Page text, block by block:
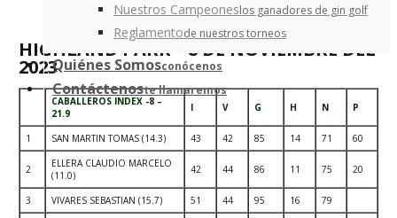
Nuestros Campeoneslos ganadores de gin golf
Reglamentode nuestros torneos
Quiénes Somosconócenos
Contáctenoste llamaremos
HIGHLAND PARK – 8 DE NOVIEMBRE DEL
2023
CABALLEROS INDEX -8 –
21.9
I V G H N P
1 SAN MARTIN TOMAS (14.3) 43 42 85 14 71 60
2
ELLERA CLAUDIO MARCELO
(11.0)
42 44 86 11 75 20
3 VIVARES SEBASTIAN (15.7) 51 44 95 16 79